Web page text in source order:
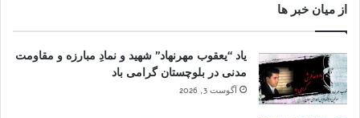
از میان خبر ها
یاد “یعقوب مهرنهاد” شهید و نمادِ مبارزه و مقاومت
مدنی در بلوچستان گرامی باد
آگوست 3, 2026